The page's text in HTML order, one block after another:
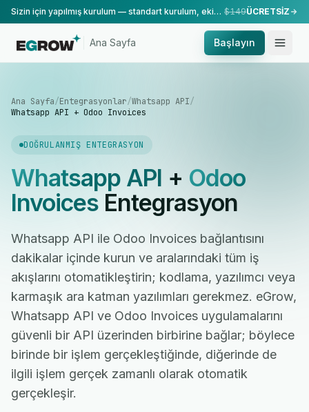
Sizin için yapılmış kurulum — standart kurulum, ekibimiz tarafından yapılır. $149ÜCRETSİZ
Ana Sayfa Başlayın
Ana Sayfa/Entegrasyonlar/Whatsapp API/
Whatsapp API + Odoo Invoices
DOĞRULANMIŞ ENTEGRASYON
Whatsapp API + Odoo
InvoicesEntegrasyon
Whatsapp API ile Odoo Invoices bağlantısını
dakikalar içinde kurun ve aralarındaki tüm iş
akışlarını otomatikleştirin; kodlama, yazılımcı veya
karmaşık ara katman yazılımları gerekmez. eGrow,
Whatsapp API ve Odoo Invoices uygulamalarını
güvenli bir API üzerinden birbirine bağlar; böylece
birinde bir işlem gerçekleştiğinde, diğerinde de
ilgili işlem gerçek zamanlı olarak otomatik
gerçekleşir.